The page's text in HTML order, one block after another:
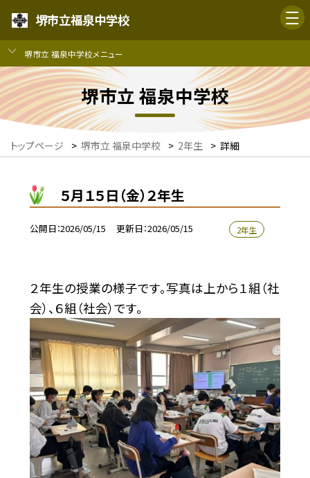
堺市立福泉中学校
堺市立 福泉中学校メニュー
堺市立 福泉中学校
トップページ > 堺市立 福泉中学校 > 2年生 > 詳細
５月１５日（金）２年生
公開日 2026/05/15 更新日 2026/05/15 2年生
２年生の授業の様子です。写真は上から１組（社
会）、６組（社会）です。